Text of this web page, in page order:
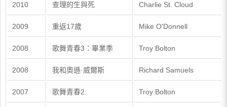
2010 查理的生與死 Charlie St. Cloud
2009 重返17歲 Mike O'Donnell
2008 歌舞青春3：畢業季 Troy Bolton
2008 我和奧遜·威爾斯 Richard Samuels
2007 歌舞青春2 Troy Bolton